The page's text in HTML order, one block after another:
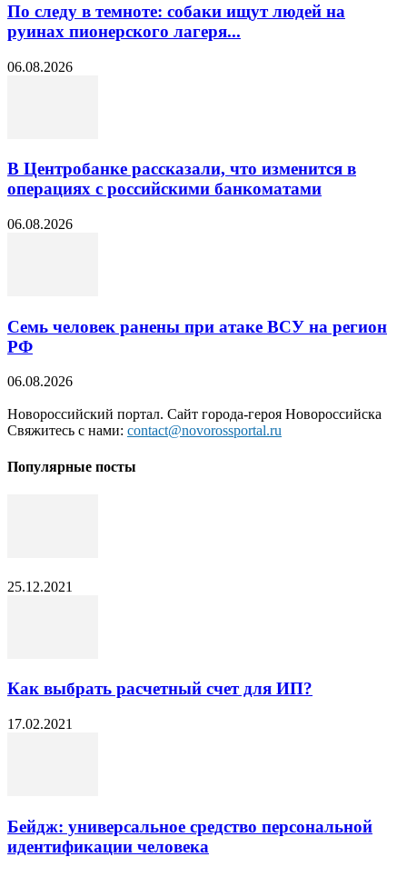
По следу в темноте: собаки ищут людей на
руинах пионерского лагеря...
06.08.2026
В Центробанке рассказали, что изменится в
операциях с российскими банкоматами
06.08.2026
Семь человек ранены при атаке ВСУ на регион
РФ
06.08.2026
Новороссийский портал. Сайт города-героя Новороссийска
Свяжитесь с нами: contact@novorossportal.ru
Популярные посты
25.12.2021
Как выбрать расчетный счет для ИП?
17.02.2021
Бейдж: универсальное средство персональной
идентификации человека